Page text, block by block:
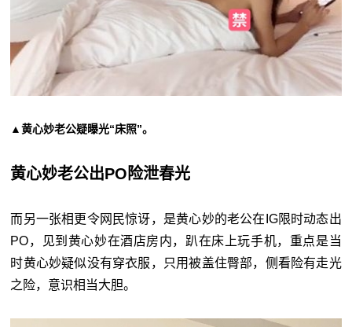
▲黄心妙老公疑曝光“床照”。
黄心妙老公出PO险泄春光
而另一张相更令网民惊讶，是黄心妙的老公在IG限时动态出
PO，见到黄心妙在酒店房内，趴在床上玩手机，重点是当
时黄心妙疑似没有穿衣服，只用被盖住臀部，侧看险有走光
之险，意识相当大胆。